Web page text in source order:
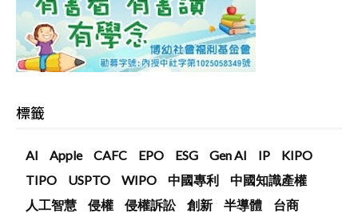
標籤
AI Apple CAFC EPO ESG Gen AI IP
KIPO
TIPO
USPTO WIPO 中國專利
中國知識產權
人工智慧
侵權 侵權訴訟 創新 半導體
台商